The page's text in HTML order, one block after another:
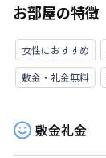
お部屋の特徴
女性におすすめ
敷金・礼金無料
敷金礼金